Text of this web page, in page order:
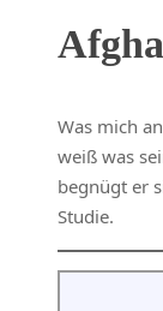
Was mich
weiß was
begnügt er
Studie.